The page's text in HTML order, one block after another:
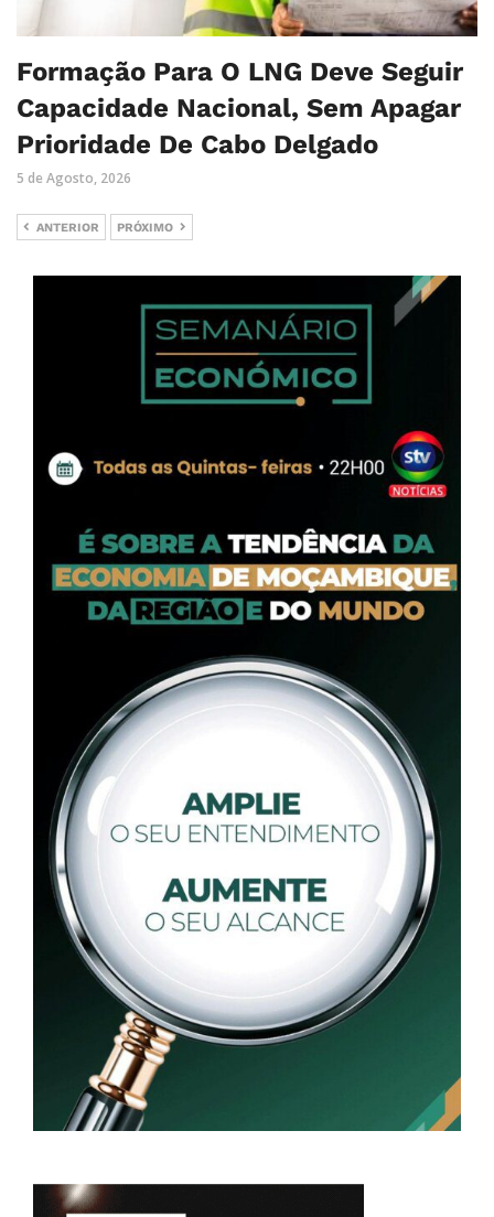
Formação Para O LNG Deve Seguir
Capacidade Nacional, Sem Apagar
Prioridade De Cabo Delgado
5 de Agosto, 2026
ANTERIOR PRÓXIMO